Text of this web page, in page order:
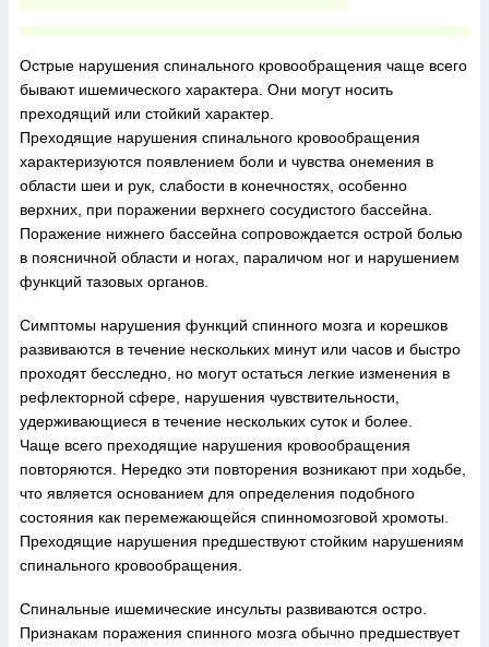
Острые нарушения спинального кровообращения чаще всего
бывают ишемического характера. Они могут носить
преходящий или стойкий характер.
Преходящие нарушения спинального кровообращения
характеризуются появлением боли и чувства онемения в
области шеи и рук, слабости в конечностях, особенно
верхних, при поражении верхнего сосудистого бассейна.
Поражение нижнего бассейна сопровождается острой болью
в поясничной области и ногах, параличом ног и нарушением
функций тазовых органов.
Симптомы нарушения функций спинного мозга и корешков
развиваются в течение нескольких минут или часов и быстро
проходят бесследно, но могут остаться легкие изменения в
рефлекторной сфере, нарушения чувствительности,
удерживающиеся в течение нескольких суток и более.
Чаще всего преходящие нарушения кровообращения
повторяются. Нередко эти повторения возникают при ходьбе,
что является основанием для определения подобного
состояния как перемежающейся спинномозговой хромоты.
Преходящие нарушения предшествуют стойким нарушениям
спинального кровообращения.
Спинальные ишемические инсульты развиваются остро.
Признакам поражения спинного мозга обычно предшествует